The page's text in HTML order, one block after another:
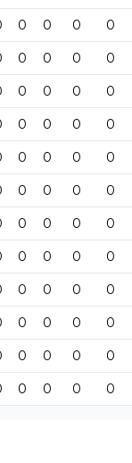
0 0 0 0
0 0 0 0
0 0 0 0
0 0 0 0
0 0 0 0
0 0 0 0
0 0 0 0
0 0 0 0
0 0 0 0
0 0 0 0
0 0 0 0
0 0 0 0